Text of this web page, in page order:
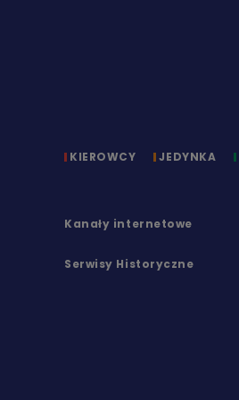
KIEROWCY JEDYNKA
Kanały internetowe
Serwisy Historyczne